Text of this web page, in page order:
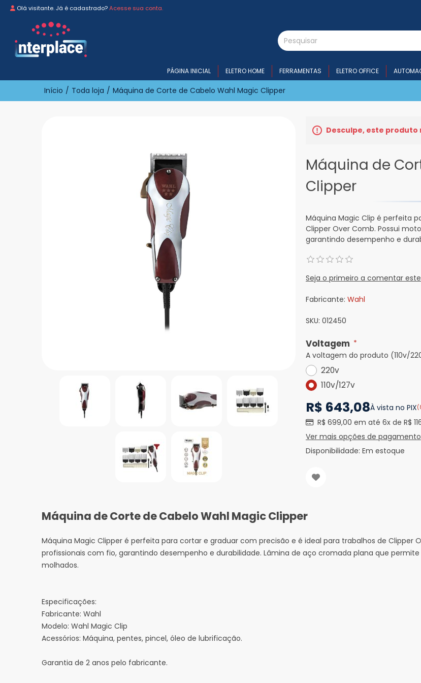
Olá visitante. Já é cadastrado?Acesse sua conta.
PÁGINA INICIAL ELETRO HOME FERRAMENTAS ELETRO OFFICE
Início / Toda loja / Máquina de Corte de Cabelo Wahl Magic Clipper
Desculpe, este
Máquina de
Clipper
Máquina Magic Clip é perfeita
Clipper Over Comb. Possui
garantindo desempenho e
Seja o primeiro a comentar
Fabricante: Wahl
SKU: 012450
Voltagem *
A voltagem do produto (110v/
220v
110v/127v
R$ 643,08À vista no PIX
R$ 699,00 em até 6x de R$
Ver mais opções de pagamento
Disponibilidade: Em estoque
Máquina de Corte de Cabelo Wahl Magic Clipper
Máquina Magic Clipper é perfeita para cortar e graduar com precisão e é ideal para trabalhos de Clipper
profissionais com fio, garantindo desempenho e durabilidade. Lâmina de aço cromada plana que
molhados.
Especificações:
Fabricante: Wahl
Modelo: Wahl Magic Clip
Acessórios: Máquina, pentes, pincel, óleo de lubrificação.
Garantia de 2 anos pelo fabricante.